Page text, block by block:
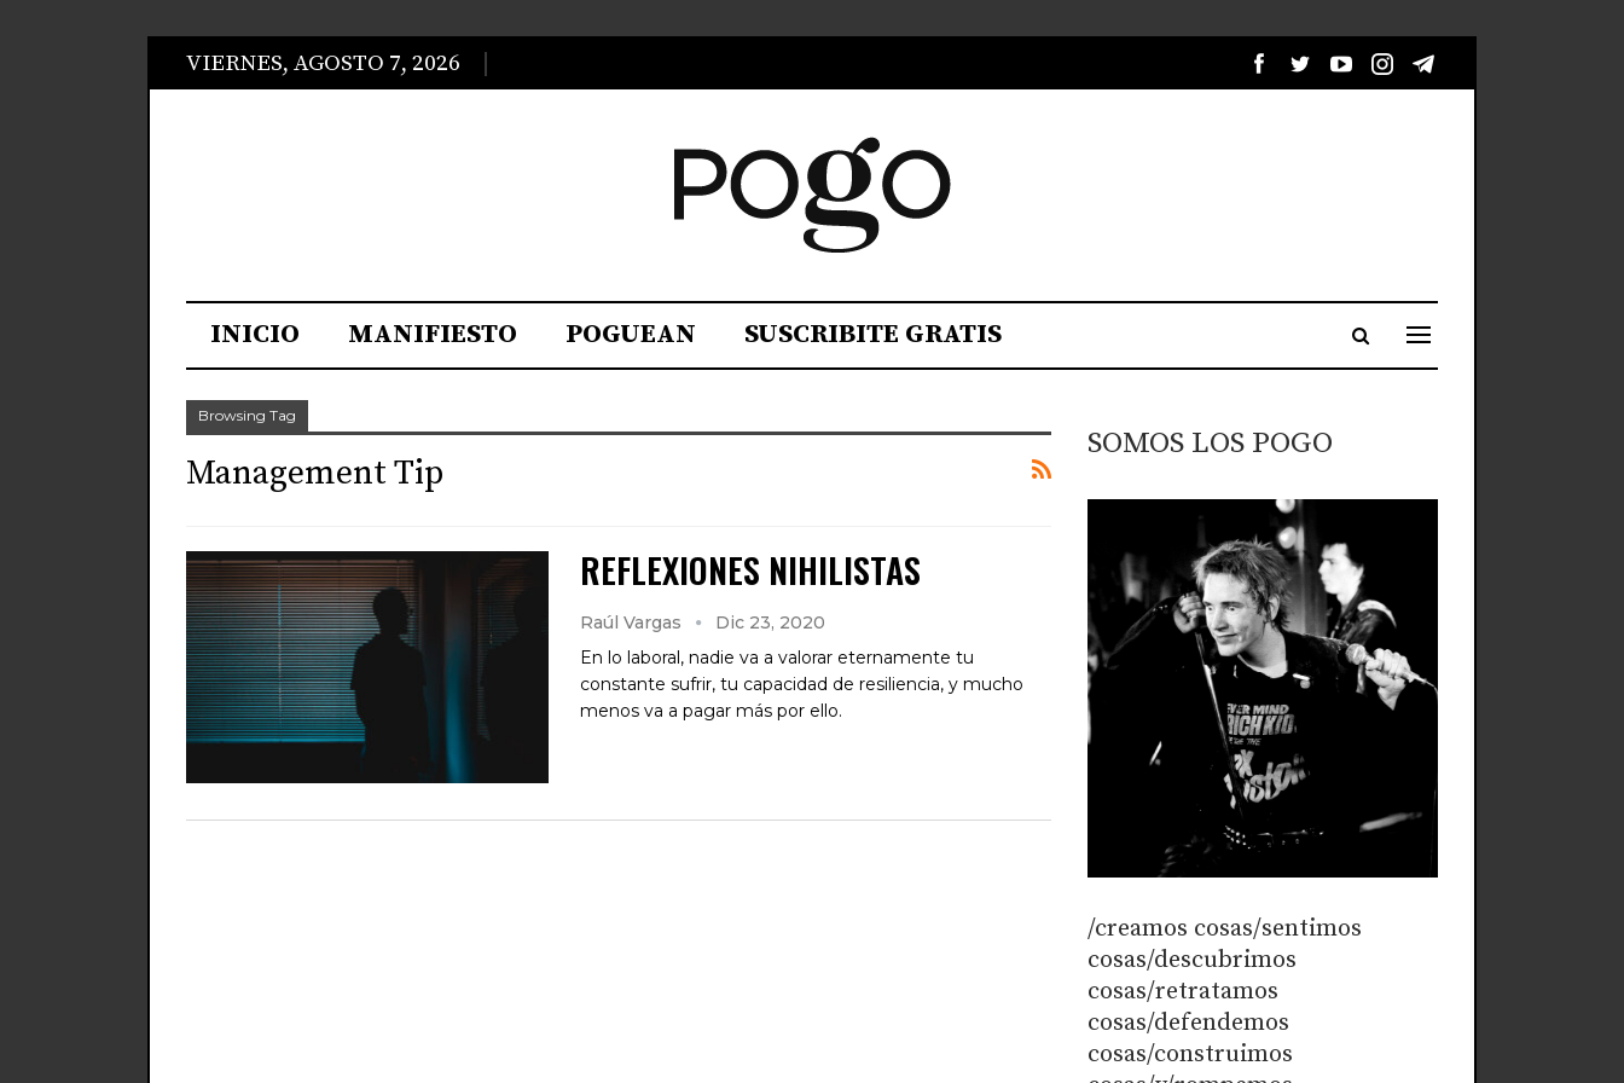
VIERNES, AGOSTO 7, 2026
INICIO MANIFIESTO POGUEAN SUSCRIBITE GRATIS
Browsing Tag
Management Tip
REFLEXIONES NIHILISTAS
Raúl Vargas
Dic 23, 2020
En lo laboral, nadie va a valorar eternamente tu
constante sufrir, tu capacidad de resiliencia, y mucho
menos va a pagar más por ello.
SOMOS LOS POGO
/creamos cosas/sentimos
cosas/descubrimos
cosas/retratamos
cosas/defendemos
cosas/construimos